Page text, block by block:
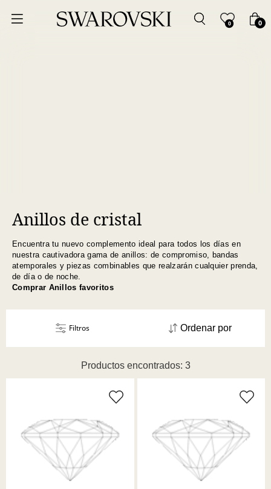
0 0
Anillos de cristal
Encuentra tu nuevo complemento ideal para todos los días en
nuestra cautivadora gama de anillos: de compromiso, bandas
atemporales y piezas combinables que realzarán cualquier prenda,
de día o de noche.
Comprar Anillos favoritos
Productos encontrados: 3
Ordenar por
Ordenar por
Fecha de lanzamiento
Mejor descuento
Filtros